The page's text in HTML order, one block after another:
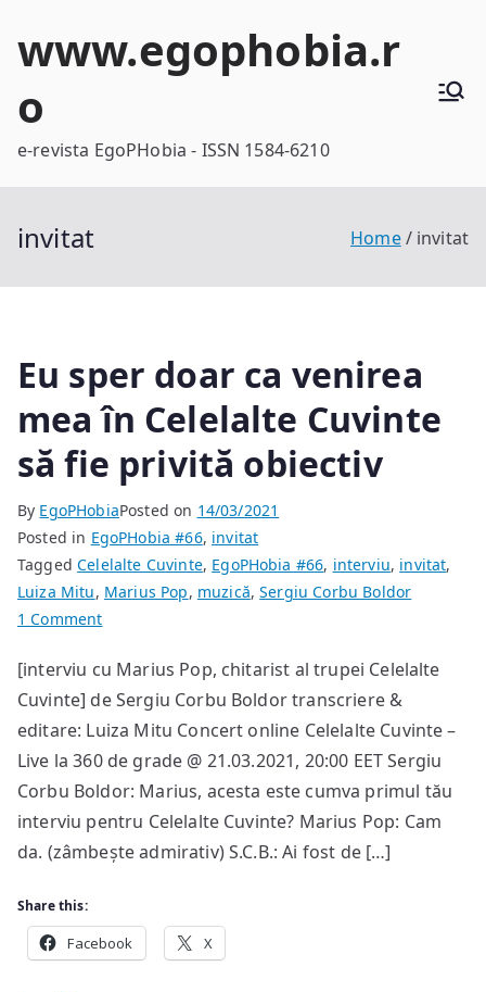
www.egophobia.r
o
e-revista EgoPHobia - ISSN 1584-6210
invitat Home invitat
Eu sper doar ca venirea
mea în Celelalte Cuvinte
să fie privită obiectiv
By EgoPHobiaPosted on 14/03/2021
Posted in EgoPHobia #66, invitat
TaggedCelelalte Cuvinte, EgoPHobia #66, interviu, invitat,
Luiza Mitu, Marius Pop, muzică,Sergiu Corbu Boldor
1 Commenton
sper
doar
ca
venirea
mea
Celelalte
Cuvinte
privită
[interviu cu Marius Pop, chitarist al trupei Celelalte
Cuvinte] de Sergiu Corbu Boldor transcriere &
editare: Luiza Mitu Concert online Celelalte Cuvinte –
Live la 360 de grade @ 21.03.2021, 20:00 EET Sergiu
Corbu Boldor: Marius, acesta este cumva primul tău
interviu pentru Celelalte Cuvinte? Marius Pop: Cam
da. (zâmbește admirativ) S.C.B.: Ai fost de […]
Share this:
Facebook X